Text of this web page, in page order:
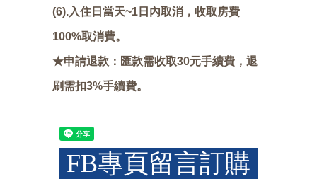
(6).入住日當天~1日內取消，收取房費
100%取消費。
★申請退款：匯款需收取30元手續費，退
刷需扣3%手續費。
FB專頁留言訂購